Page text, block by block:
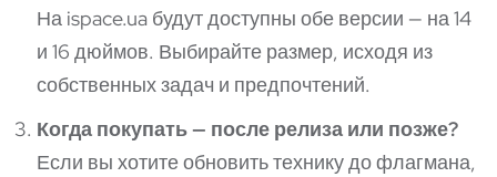
На ispace.ua будут доступны обе версии — на 14
и 16 дюймов. Выбирайте размер, исходя из
собственных задач и предпочтений.
Когда покупать — после релиза или позже?
Если вы хотите обновить технику до флагмана,